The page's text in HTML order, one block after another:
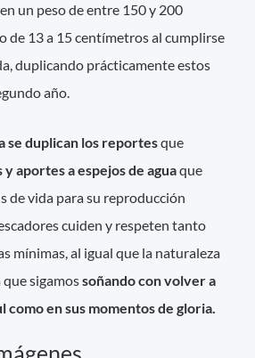
un peso de entre 150 y 200
de 13 a 15 centímetros al cumplirse
duplicando prácticamente estos
año.
se duplican los reportesque
y aportes a espejos de aguaque
de vida para su reproducción
cuiden y respeten tanto
mínimas, al igual que la naturaleza
que sigamossoñando con volver a
como en sus momentos de gloria.